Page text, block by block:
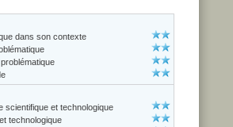
dans son contexte
scientifique et technologique
technologique